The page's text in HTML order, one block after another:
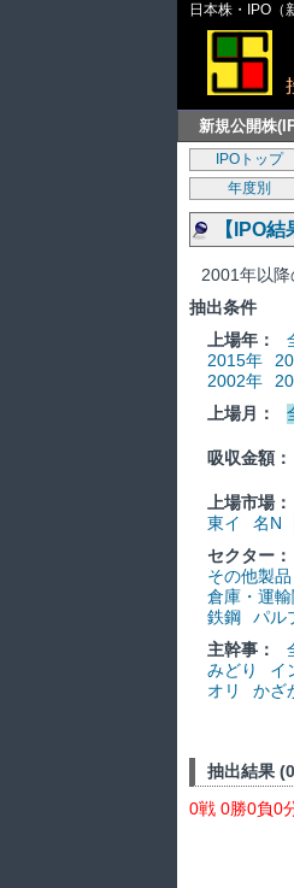
日本株・IPO（
新規公開株
IPOトップ
年度別
【IPO
2001年以降
抽出条件
上場年：
2015年
2002年
上場月：
吸収金額：
上場市場：
東イ
名N
セクター：
その他製品
倉庫・運
鉄鋼
パル
主幹事：
みどり
イ
オリ
かざ
抽出結果
0戦 0勝0負0